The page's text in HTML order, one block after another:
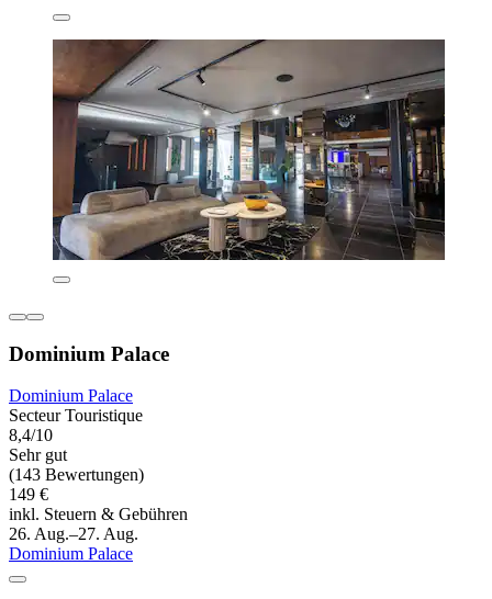
Dominium Palace
Dominium Palace
Secteur Touristique
8,4/10
Sehr gut
(143 Bewertungen)
149 €
inkl. Steuern & Gebühren
26. Aug.–27. Aug.
Dominium Palace